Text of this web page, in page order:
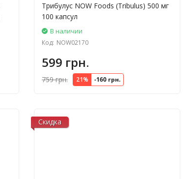
Трибулус NOW Foods (Tribulus) 500 мг
100 капсул
В наличии
Код: NOW02170
599 грн.
759 грн. 21% -160 грн.
Скидка